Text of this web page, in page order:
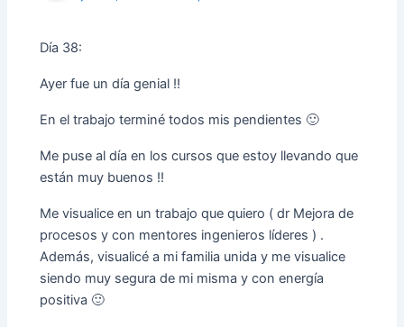
Día 38:
Ayer fue un día genial !!
En el trabajo terminé todos mis pendientes 🙂
Me puse al día en los cursos que estoy llevando que
están muy buenos !!
Me visualice en un trabajo que quiero ( dr Mejora de
procesos y con mentores ingenieros líderes ) .
Además, visualicé a mi familia unida y me visualice
siendo muy segura de mi misma y con energía
positiva 🙂